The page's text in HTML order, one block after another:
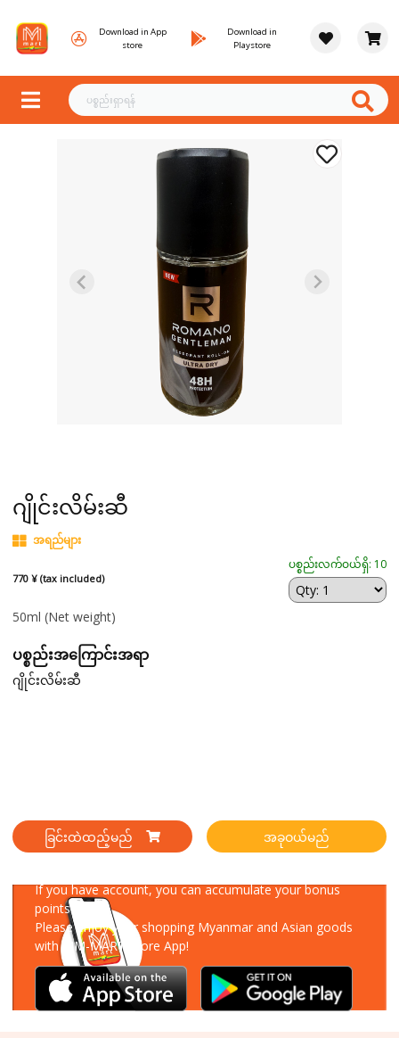
Download in App
store
Download in
Playstore
ဂျိုင်းလိမ်းဆီ
အရည်များ
770 ¥ (tax included)
ပစ္စည်းလက်ဝယ်ရှိ: 10
50ml (Net weight)
ပစ္စည်းအကြောင်းအရာ
ဂျိုင်းလိမ်းဆီ
ခြင်းထဲထည့်မည် အခုဝယ်မည်
If you have account, you can accumulate your bonus
points!
Please enjoy your shopping Myanmar and Asian goods
with MM-MART Store App!